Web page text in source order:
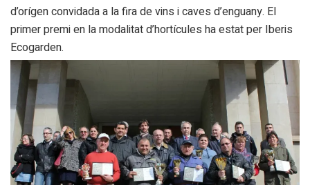
d’orígen convidada a la fira de vins i caves d’enguany. El
primer premi en la modalitat d’hortícules ha estat per Iberis
Ecogarden.